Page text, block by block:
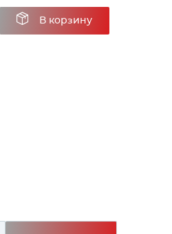
В корзину